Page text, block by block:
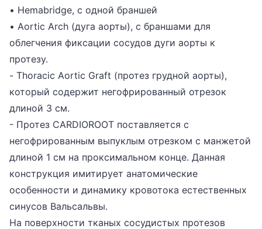
• Hemabridge, с одной браншей
• Aortic Arch (дуга аорты), с браншами для
облегчения фиксации сосудов дуги аорты к
протезу.
- Thoracic Aortic Graft (протез грудной аорты),
который содержит негофрированный отрезок
длиной 3 см.
- Протез CARDIOROOT поставляется с
негофрированным выпуклым отрезком с манжетой
длиной 1 см на проксимальном конце. Данная
конструкция имитирует анатомические
особенности и динамику кровотока естественных
синусов Вальсальвы.
На поверхности тканых сосудистых протезов